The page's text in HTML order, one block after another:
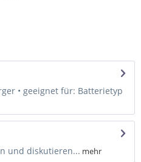
• geeignet für: Batterietyp
und diskutieren... mehr